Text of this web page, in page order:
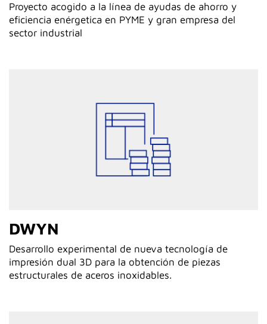
Proyecto acogido a la línea de ayudas de ahorro y
eficiencia enérgetica en PYME y gran empresa del
sector industrial
DWYN
Desarrollo experimental de nueva tecnología de
impresión dual 3D para la obtención de piezas
estructurales de aceros inoxidables.